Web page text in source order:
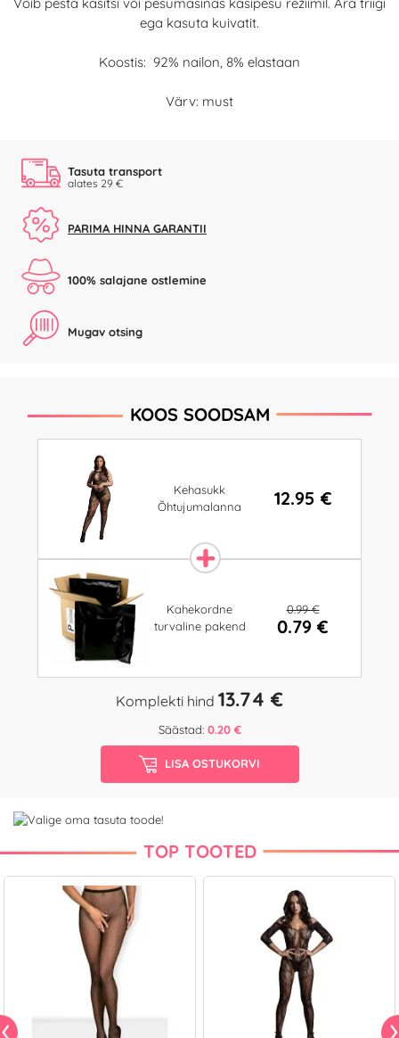
ega kasuta kuivatit.
Koostis: 92% nailon, 8% elastaan
Värv: must
Tasuta transport
alates 29 €
PARIMA HINNA GARANTII
100% salajane ostlemine
Mugav otsing
KOOS SOODSAM
Kehasukk
Õhtujumalanna
12.95 €
Kahekordne
turvaline pakend
0.99 €
0.79 €
Komplekti hind 13.74 €
Säästad: 0.20 €
LISA OSTUKORVI
TOP TOOTED